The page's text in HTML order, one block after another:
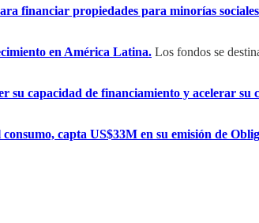
financiar propiedades para minorías
en América Latina. Los fondos se
capacidad de financiamiento y acelerar su
capta US$33M en su emisión de